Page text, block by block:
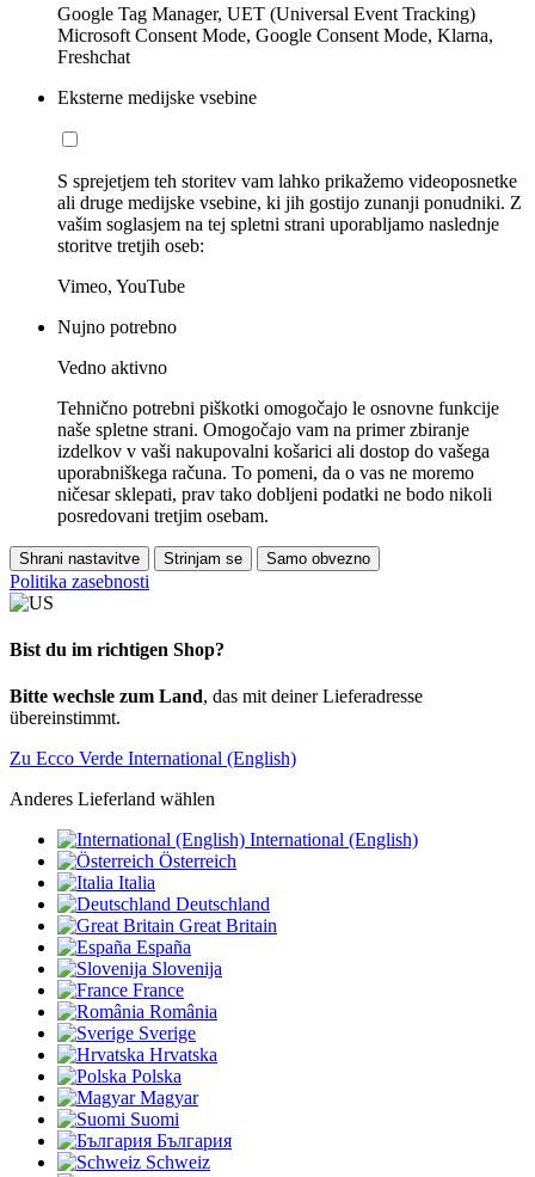
Google Tag Manager, UET (Universal Event Tracking)
Microsoft Consent Mode, Google Consent Mode, Klarna,
Freshchat
Eksterne medijske vsebine
S sprejetjem teh storitev vam lahko prikažemo videoposnetke
ali druge medijske vsebine, ki jih gostijo zunanji ponudniki. Z
vašim soglasjem na tej spletni strani uporabljamo naslednje
storitve tretjih oseb:
Vimeo, YouTube
Nujno potrebno
Vedno aktivno
Tehnično potrebni piškotki omogočajo le osnovne funkcije
naše spletne strani. Omogočajo vam na primer zbiranje
izdelkov v vaši nakupovalni košarici ali dostop do vašega
uporabniškega računa. To pomeni, da o vas ne moremo
ničesar sklepati, prav tako dobljeni podatki ne bodo nikoli
posredovani tretjim osebam.
Shrani nastavitve Strinjam se Samo obvezno
Politika zasebnosti
Bist du im richtigen Shop?
Bitte wechsle zum Land, das mit deiner Lieferadresse
übereinstimmt.
Zu Ecco Verde International (English)
Anderes Lieferland wählen
International (English)
Österreich
Italia
Deutschland
Great Britain
España
Slovenija
France
România
Sverige
Hrvatska
Polska
Magyar
Suomi
България
Schweiz